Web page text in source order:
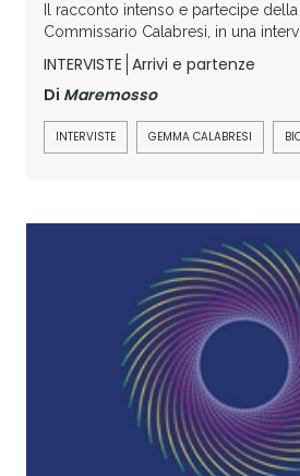
Il racconto intenso e partecipe
Commissario Calabresi, in una
INTERVISTE Arrivi e partenze
Di Maremosso
INTERVISTE GEMMA CALABRESI